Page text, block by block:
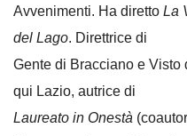
Avvenimenti. Ha diretto La
del Lago. Direttrice di
Gente di Bracciano e Visto
qui Lazio, autrice di
Laureato in Onestà